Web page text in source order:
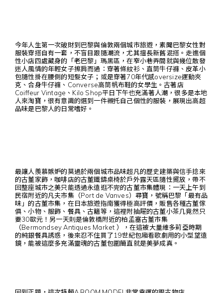
今年人生第一次破財到巴黎與倫敦兩個城市旅遊，素聞巴黎女性對
服裝穿搭自有一套，不盲目跟隨潮流，尤其擅長新舊混搭。走進個
性小店四處藏身的「老巴黎」瑪黑區，在窄小巷弄間就與幾位散發
迷人風情的年輕女子擦肩而過：穿著條紋衫、直筒牛仔褲、皮革小
包隨性掛在腰側的短髮女子；或是穿著70年代感oversize運動夾
克、合身牛仔褲、Converse高筒帆布鞋的女學生。古著店
Coiffeur Vintage、Kilo Shop平日下午也充滿著人潮，很多是本地
人來淘寶，很有意識的選到一件襯托自己個性的服裝，展現出高超
品味是巴黎人的日常嗜好。
最讓人羨慕嫉妒的莫過於兩個城市品味超凡的歷史建築與信手捻來
的古董家飾，咖啡店的古董鐵鑄桌椅於戶外露天區隨性擺放，帶不
回整座城市之美只能透過永遠逛不完的古董市集體現：一天上午到
民宿附近的凡夫市集（Port de Vanves）尋寶，號稱巴黎「最有品
味」的古董市集，在日本旅遊指南獲得極高評價，販售各種古董傢
俱、小物、服飾、餐具、古籍等，這裡附抽屜的古董小茶几竟然只
要30歐元！另一天則是倫敦橋附近的柏孟塞古董市集
（Bermondsey Antiques Market ），在這被大量維多莉亞時期
的純銀餐具誘惑，後來忍不住買了19世紀包廂看歌劇用的小型望遠
鏡，能被這麼多充滿靈魂的古董包圍簡直就是美夢成真。